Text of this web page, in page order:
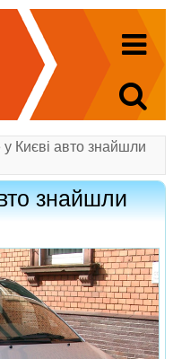
Києві авто знайшли
знайшли